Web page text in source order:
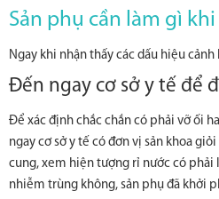
Sản phụ cần làm gì
Ngay khi nhận thấy các dấu hiệu cảnh
Đến ngay cơ sở y tế để
Để xác định chắc chắn có phải vỡ ối
ngay cơ sở y tế có đơn vị sản khoa
cung, xem hiện tượng rỉ nước có phải
nhiễm trùng không, sản phụ đã khởi